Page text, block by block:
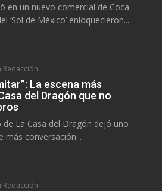
en un nuevo comercial de Coca-
‘Sol de México’ enloquecieron...
Redacción
La escena más
del Dragón que no
de La Casa del Dragón dejó uno
más conversación...
Redacción